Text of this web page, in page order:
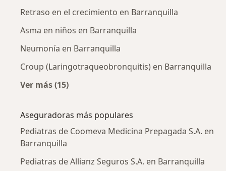
Retraso en el crecimiento en Barranquilla
Asma en niños en Barranquilla
Neumonía en Barranquilla
Croup (Laringotraqueobronquitis) en Barranquilla
Ver más (15)
Aseguradoras más populares
Pediatras de Coomeva Medicina Prepagada S.A. en
Barranquilla
Pediatras de Allianz Seguros S.A. en Barranquilla